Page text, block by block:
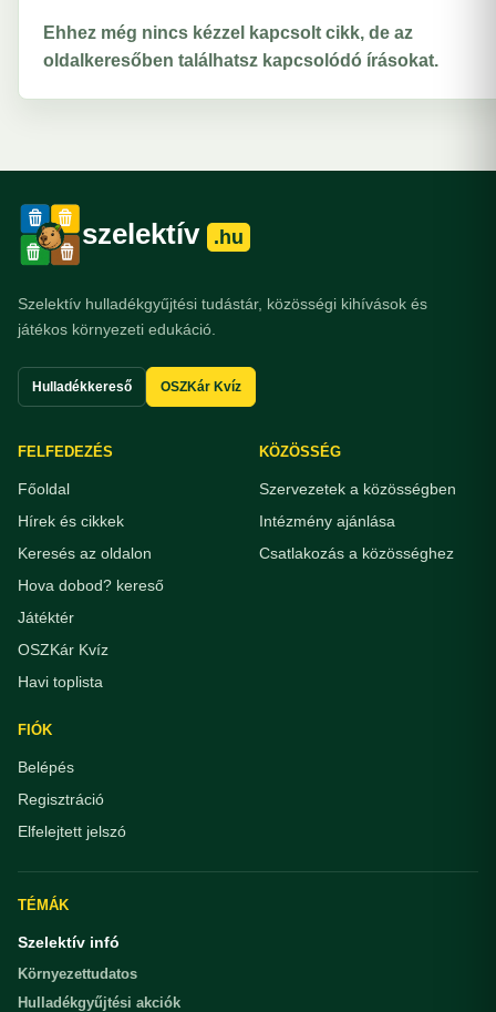
Ehhez még nincs kézzel kapcsolt cikk, de az
oldalkeresőben találhatsz kapcsolódó írásokat.
szelektív .hu
Szelektív hulladékgyűjtési tudástár, közösségi kihívások és
játékos környezeti edukáció.
Hulladékkereső OSZKár Kvíz
FELFEDEZÉS
Főoldal
Hírek és cikkek
Keresés az oldalon
Hova dobod? kereső
Játéktér
OSZKár Kvíz
Havi toplista
KÖZÖSSÉG
Szervezetek a közösségben
Intézmény ajánlása
Csatlakozás a közösséghez
FIÓK
Belépés
Regisztráció
Elfelejtett jelszó
TÉMÁK
Szelektív infó
Környezettudatos
Hulladékgyűjtési akciók